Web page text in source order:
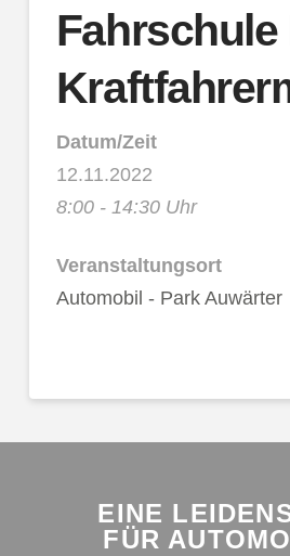
Fahrschule
Datum/Zeit
12.11.2022
8:00 - 14:30 Uhr
Veranstaltungsort
Automobil - Park Auwärter
EINE
FÜR